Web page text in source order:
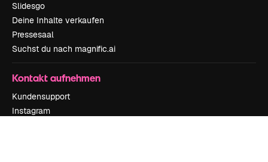
Slidesgo
Deine Inhalte verkaufen
Pressesaal
Suchst du nach magnific.ai
Kontakt aufnehmen
Kundensupport
Instagram